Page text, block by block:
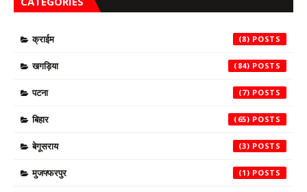
क्राईम (8)
खगड़िया (84)
पटना (7)
बिहार (65)
बेगूसराय (3)
मुजफ्फरपुर (1)